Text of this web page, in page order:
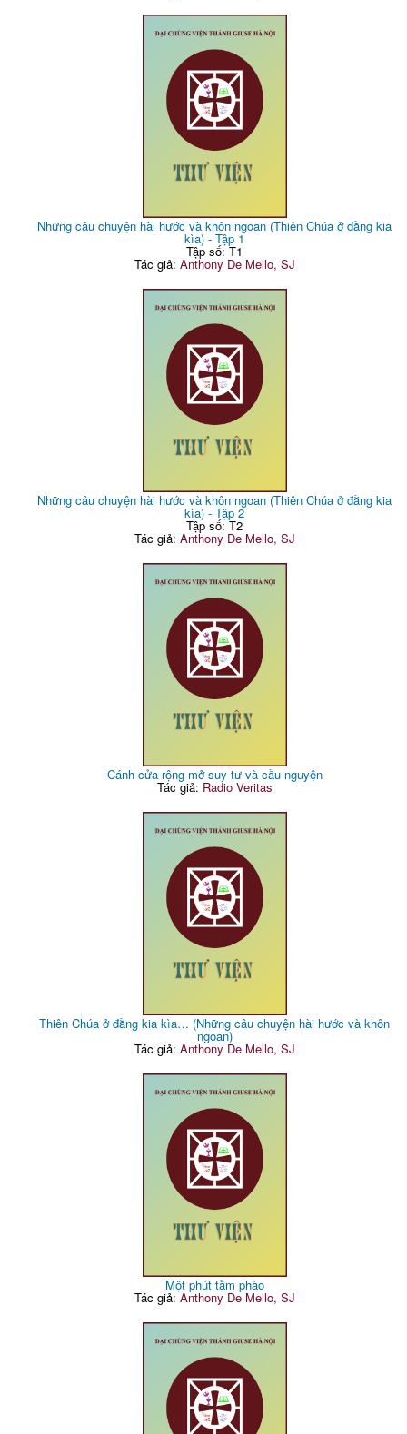
Những câu chuyện hài hước và khôn ngoan (Thiên Chúa ở đằng kia
kìa) - Tập 1
Tập số: T1
Tác giả: Anthony De Mello, SJ
Những câu chuyện hài hước và khôn ngoan (Thiên Chúa ở đằng kia
kìa) - Tập 2
Tập số: T2
Tác giả: Anthony De Mello, SJ
Cánh cửa rộng mở suy tư và cầu nguyện
Tác giả: Radio Veritas
Thiên Chúa ở đằng kia kìa… (Những câu chuyện hài hước và khôn
ngoan)
Tác giả: Anthony De Mello, SJ
Một phút tầm phào
Tác giả:Anthony De Mello, SJ